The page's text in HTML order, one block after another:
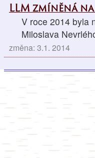
LLM zmíněná
V roce 2014 byla
Miloslava
změna: 3.1. 2014